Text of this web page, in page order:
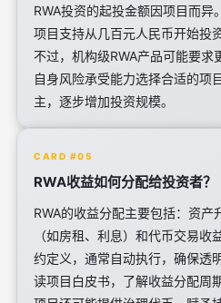
RWA投资的起投金额因项目而异
项目支持从几百元人民币开始投
不过，机构级RWA产品可能要求
自身风险承受能力选择合适的项
主，逐步增加投资规模。
CARD #05
RWA收益如何分配给投资者？
RWA的收益分配主要包括：资产
（如房租、利息）和代币交易
约定义，通常自动执行，确保透
读项目白皮书，了解收益分配周